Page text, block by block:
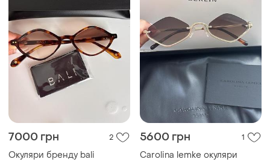
7000 грн 2
Окуляри бренду bali
5600 грн 1
Carolina lemke окуляри